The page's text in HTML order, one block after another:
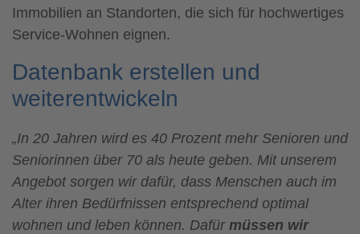
Immobilien an Standorten, die sich für hochwertiges
Service-Wohnen eignen.
Datenbank erstellen und
weiterentwickeln
„In 20 Jahren wird es 40 Prozent mehr Senioren und
Seniorinnen über 70 als heute geben. Mit unserem
Angebot sorgen wir dafür, dass Menschen auch im
Alter ihren Bedürfnissen entsprechend optimal
wohnen und leben können. Dafür müssen wir